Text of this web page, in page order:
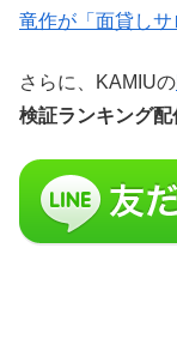
竜作が「面貸し
さらに、KAMIUの
検証ランキング配